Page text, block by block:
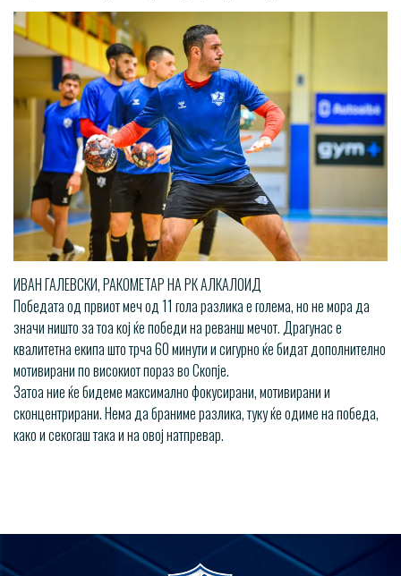
ИВАН ГАЛЕВСКИ, РАКОМЕТАР НА РК АЛКАЛОИД
Победата од првиот меч од 11 гола разлика е голема, но не мора да
значи ништо за тоа кој ќе победи на реванш мечот. Драгунас е
квалитетна екипа што трча 60 минути и сигурно ќе бидат дополнително
мотивирани по високиот пораз во Скопје.
Затоа ние ќе бидеме максимално фокусирани, мотивирани и
сконцентрирани. Нема да браниме разлика, туку ќе одиме на победа,
како и секогаш така и на овој натпревар.